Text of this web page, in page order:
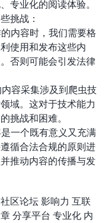
专业化的阅读体验。
挑战：
内容时，我们需要格
使用和发布这些内
否则可能会引发法律
容采集涉及到爬虫技
域。这对于技术能力
挑战和困难。
一个既有意义又充满
循合法合规的原则进
推动内容的传播与发
社区论坛 影响力 互联
分享平台 专业化 内